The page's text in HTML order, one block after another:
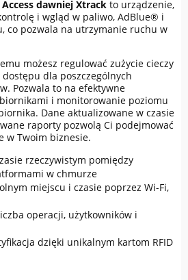
dawniej Xtrack to urządzenie,
i wgląd w paliwo, AdBlue® i
co pozwala na utrzymanie ruchu w
możesz regulować zużycie cieczy
dla poszczególnych
Pozwala to na efektywne
i monitorowanie poziomu
Dane aktualizowane w czasie
raporty pozwolą Ci podejmować
w Twoim biznesie.
rzeczywistym pomiędzy
w chmurze
miejscu i czasie poprzez Wi-Fi,
operacji, użytkowników i
dzięki unikalnym kartom RFID